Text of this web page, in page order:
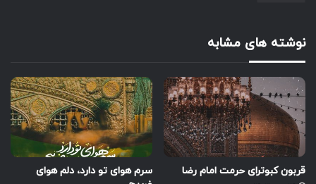
نوشته های مشابه
قربون کبوترای حرمت امام رضا
سرم هوای تو دارد، دلم هوای